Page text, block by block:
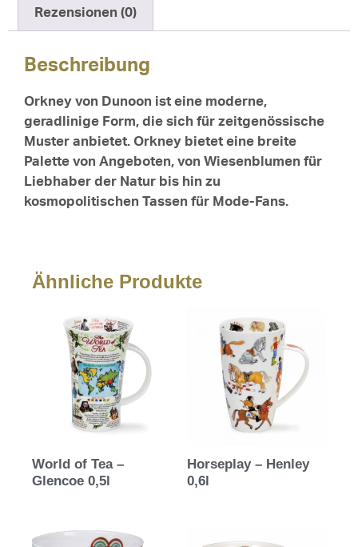
Rezensionen (0)
Beschreibung
Orkney von Dunoon ist eine moderne,
geradlinige Form, die sich für zeitgenössische
Muster anbietet. Orkney bietet eine breite
Palette von Angeboten, von Wiesenblumen für
Liebhaber der Natur bis hin zu
kosmopolitischen Tassen für Mode-Fans.
Ähnliche Produkte
World of Tea –
Glencoe 0,5l
Horseplay – Henley
0,6l